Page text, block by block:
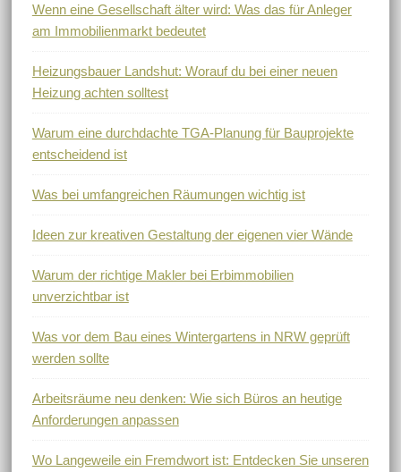
Wenn eine Gesellschaft älter wird: Was das für Anleger
am Immobilienmarkt bedeutet
Heizungsbauer Landshut: Worauf du bei einer neuen
Heizung achten solltest
Warum eine durchdachte TGA-Planung für Bauprojekte
entscheidend ist
Was bei umfangreichen Räumungen wichtig ist
Ideen zur kreativen Gestaltung der eigenen vier Wände
Warum der richtige Makler bei Erbimmobilien
unverzichtbar ist
Was vor dem Bau eines Wintergartens in NRW geprüft
werden sollte
Arbeitsräume neu denken: Wie sich Büros an heutige
Anforderungen anpassen
Wo Langeweile ein Fremdwort ist: Entdecken Sie unseren